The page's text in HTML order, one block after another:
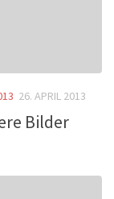
26. APRIL 2013
Bilder